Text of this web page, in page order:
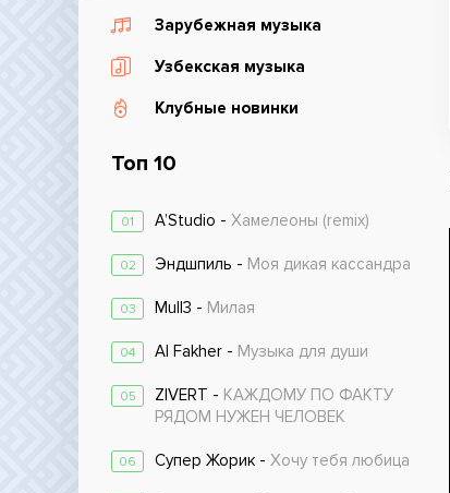
Зарубежная музыка
Узбекская музыка
Клубные новинки
Топ 10
01 A’Studio - Хамелеоны (remix)
02 Эндшпиль - Моя дикая кассандра
03 Mull3 - Милая
04 Al Fakher - Музыка для души
05 ZIVERT - КАЖДОМУ ПО ФАКТУ
РЯДОМ НУЖЕН ЧЕЛОВЕК
06 Супер Жорик - Хочу тебя любица